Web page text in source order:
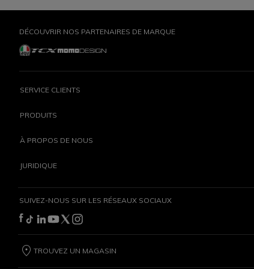
DÉCOUVRIR NOS PARTENAIRES DE MARQUE
SERVICE CLIENTS
PRODUITS
À PROPOS DE NOUS
JURIDIQUE
SUIVEZ-NOUS SUR LES RÉSEAUX SOCIAUX
TROUVEZ UN MAGASIN